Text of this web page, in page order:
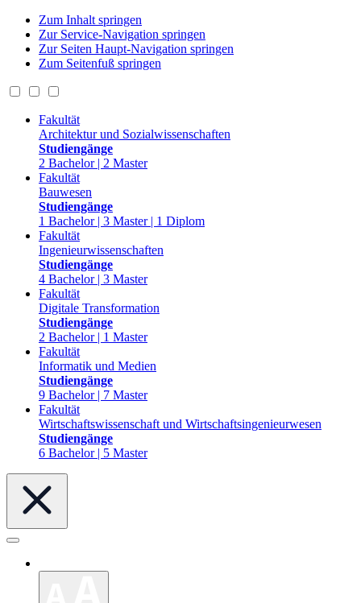
Zum Inhalt springen
Zur Service-Navigation springen
Zur Seiten Haupt-Navigation springen
Zum Seitenfuß springen
Fakultät
Architektur und Sozialwissenschaften
Studiengänge
2 Bachelor | 2 Master
Fakultät
Bauwesen
Studiengänge
1 Bachelor | 3 Master | 1 Diplom
Fakultät
Ingenieurwissenschaften
Studiengänge
4 Bachelor | 3 Master
Fakultät
Digitale Transformation
Studiengänge
2 Bachelor | 1 Master
Fakultät
Informatik und Medien
Studiengänge
9 Bachelor | 7 Master
Fakultät
Wirtschaftswissenschaft und Wirtschaftsingenieurwesen
Studiengänge
6 Bachelor | 5 Master